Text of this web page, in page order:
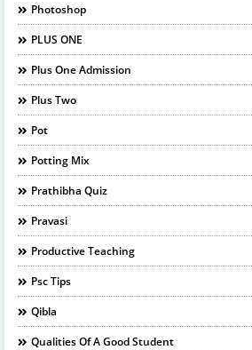
Photoshop
PLUS ONE
Plus One Admission
Plus Two
Pot
Potting Mix
Prathibha Quiz
Pravasi
Productive Teaching
Psc Tips
Qibla
Qualities Of A Good Student